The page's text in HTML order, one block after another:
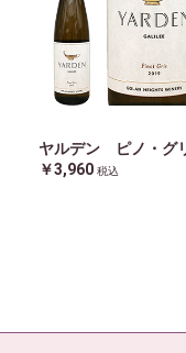
ヤルデン ピノ・グ
￥3,960 税込